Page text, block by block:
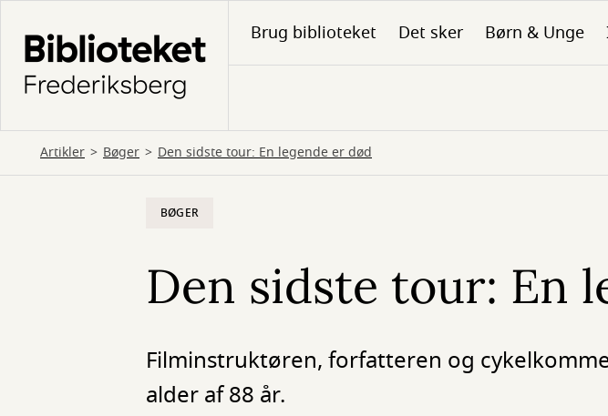
hovedindhold
Brug biblioteket Det sker Børn & Unge
Artikler Bøger Den sidste tour: En legende er død
BØGER
Den sidste tour: En
Filminstruktøren, forfatteren og
alder af 88 år.